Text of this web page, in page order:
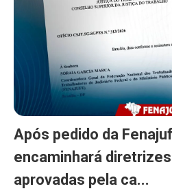
Após pedido da
encaminhará
aprovadas pela ca...